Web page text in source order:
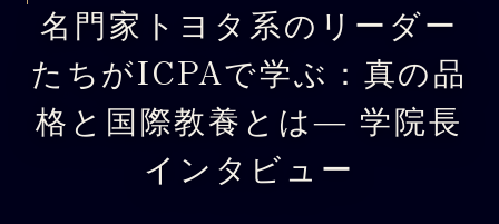
名門家トヨタ系のリーダー
たちがICPAで学ぶ：真の品
格と国際教養とは― 学院長
インタビュー